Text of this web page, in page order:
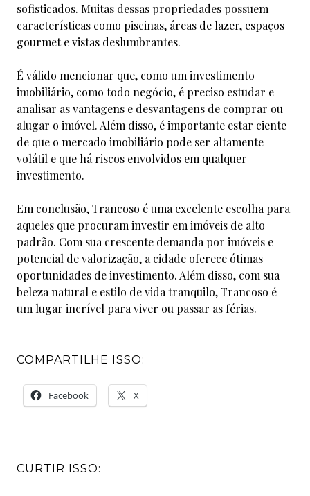
sofisticados. Muitas dessas propriedades possuem
características como piscinas, áreas de lazer, espaços
gourmet e vistas deslumbrantes.
É válido mencionar que, como um investimento
imobiliário, como todo negócio, é preciso estudar e
analisar as vantagens e desvantagens de comprar ou
alugar o imóvel. Além disso, é importante estar ciente
de que o mercado imobiliário pode ser altamente
volátil e que há riscos envolvidos em qualquer
investimento.
Em conclusão, Trancoso é uma excelente escolha para
aqueles que procuram investir em imóveis de alto
padrão. Com sua crescente demanda por imóveis e
potencial de valorização, a cidade oferece ótimas
oportunidades de investimento. Além disso, com sua
beleza natural e estilo de vida tranquilo, Trancoso é
um lugar incrível para viver ou passar as férias.
COMPARTILHE ISSO:
Facebook X
CURTIR ISSO: